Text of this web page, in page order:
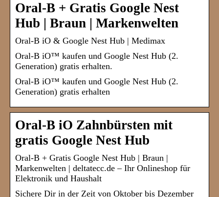
Oral-B + Gratis Google Nest
Hub | Braun | Markenwelten
Oral-B iO & Google Nest Hub | Medimax
Oral-B iO™ kaufen und Google Nest Hub (2.
Generation) gratis erhalten.
Oral-B iO™ kaufen und Google Nest Hub (2.
Generation) gratis erhalten
Oral-B iO Zahnbürsten mit
gratis Google Nest Hub
Oral-B + Gratis Google Nest Hub | Braun |
Markenwelten | deltatecc.de – Ihr Onlineshop für
Elektronik und Haushalt
Sichere Dir in der Zeit von Oktober bis Dezember